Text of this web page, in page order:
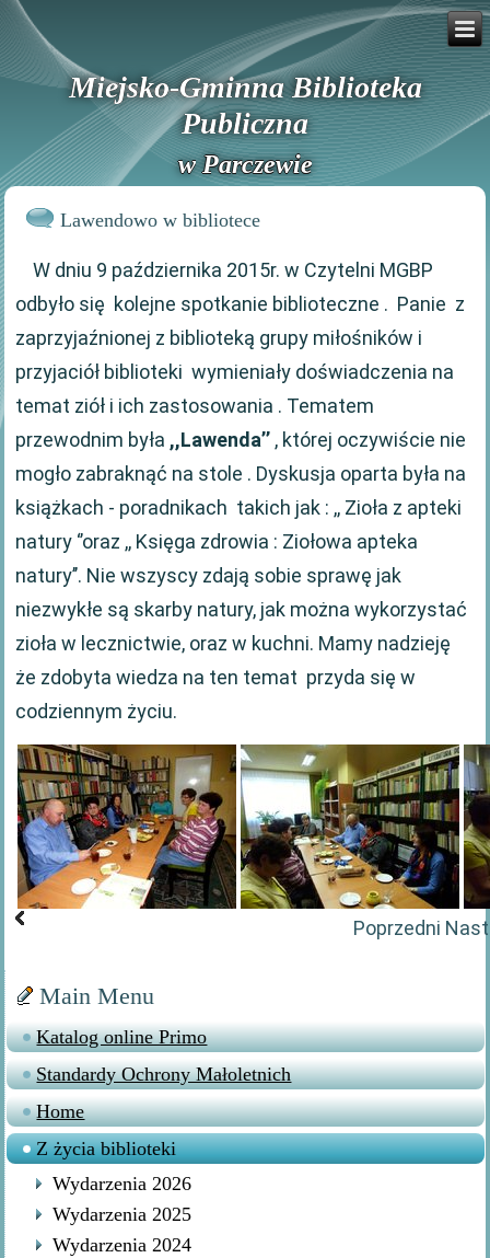
Miejsko-Gminna Biblioteka
Publiczna
w Parczewie
Lawendowo w bibliotece
W dniu 9 października 2015r. w Czytelni MGBP
odbyło się kolejne spotkanie biblioteczne . Panie z
zaprzyjaźnionej z biblioteką grupy miłośników i
przyjaciół biblioteki wymieniały doświadczenia na
temat ziół i ich zastosowania . Tematem
przewodnim była ,,Lawenda’’ , której oczywiście nie
mogło zabraknąć na stole . Dyskusja oparta była na
książkach - poradnikach takich jak : ,, Zioła z apteki
natury ‘’oraz ,, Księga zdrowia : Ziołowa apteka
natury’’. Nie wszyscy zdają sobie sprawę jak
niezwykłe są skarby natury, jak można wykorzystać
zioła w lecznictwie, oraz w kuchni. Mamy nadzieję
że zdobyta wiedza na ten temat przyda się w
codziennym życiu.
Poprzedni
Main Menu
Katalog online Primo
Standardy Ochrony Małoletnich
Home
Z życia biblioteki
Wydarzenia 2026
Wydarzenia 2025
Wydarzenia 2024